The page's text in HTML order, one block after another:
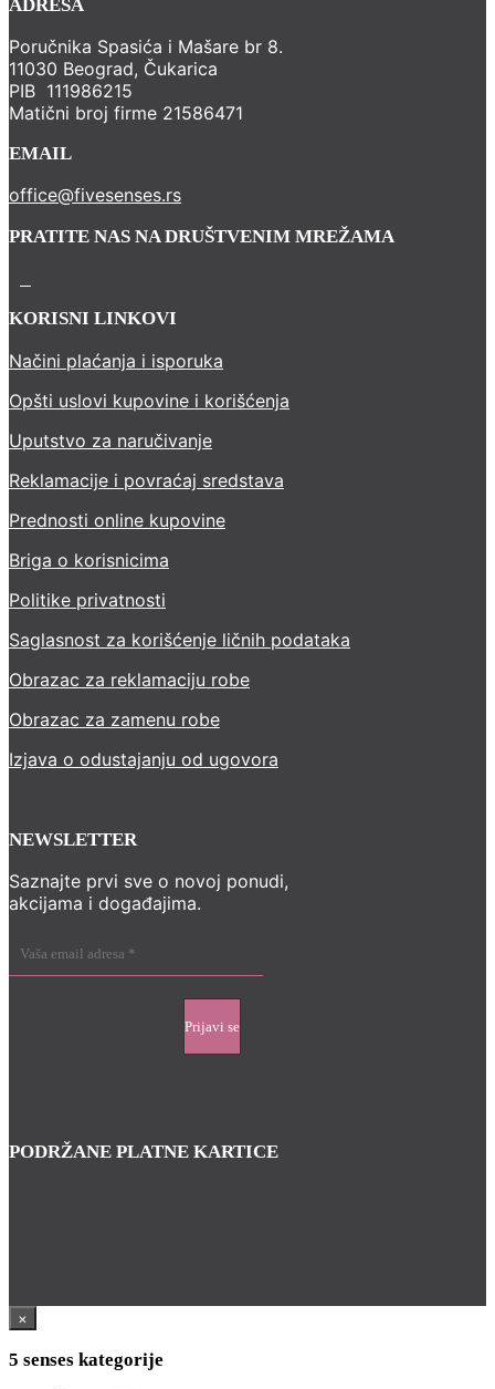
ADRESA
Poručnika Spasića i Mašare br 8.
11030 Beograd, Čukarica
PIB 111986215
Matični broj firme 21586471
EMAIL
office@fivesenses.rs
PRATITE NAS NA DRUŠTVENIM MREŽAMA
KORISNI LINKOVI
Načini plaćanja i isporuka
Opšti uslovi kupovine i korišćenja
Uputstvo za naručivanje
Reklamacije i povraćaj sredstava
Prednosti online kupovine
Briga o korisnicima
Politike privatnosti
Saglasnost za korišćenje ličnih podataka
Obrazac za reklamaciju robe
Obrazac za zamenu robe
Izjava o odustajanju od ugovora
NEWSLETTER
Saznajte prvi sve o novoj ponudi,
akcijama i događajima.
PODRŽANE PLATNE KARTICE
@5 senses All rights reserved
×
5 senses kategorije